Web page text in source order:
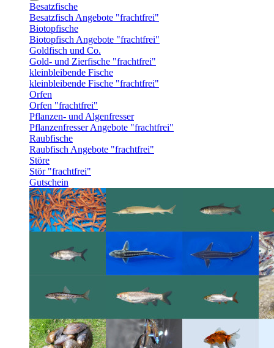
Besatzfische
Besatzfisch Angebote "frachtfrei"
Biotopfische
Biotopfisch Angebote "frachtfrei"
Goldfisch und Co.
Gold- und Zierfische "frachtfrei"
kleinbleibende Fische
kleinbleibende Fische "frachtfrei"
Orfen
Orfen "frachtfrei"
Pflanzen- und Algenfresser
Pflanzenfresser Angebote "frachtfrei"
Raubfische
Raubfisch Angebote "frachtfrei"
Störe
Stör "frachtfrei"
Gutschein